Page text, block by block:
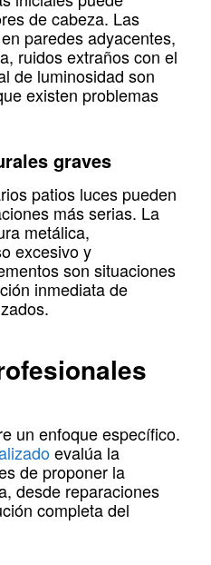
de cabeza. Las
paredes adyacentes,
ruidos extraños con el
de luminosidad son
existen problemas
graves
patios luces pueden
más serias. La
metálica,
excesivo y
son situaciones
inmediata de
un enfoque específico.
evalúa la
de proponer la
desde reparaciones
completa del